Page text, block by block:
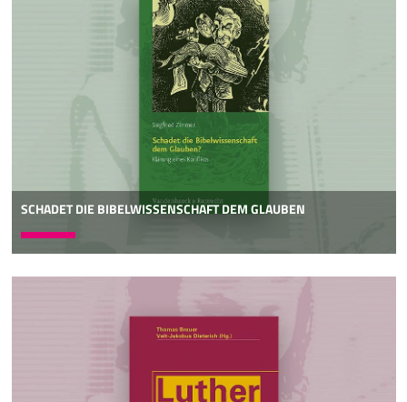
SCHADET DIE BIBELWISSENSCHAFT DEM GLAUBEN